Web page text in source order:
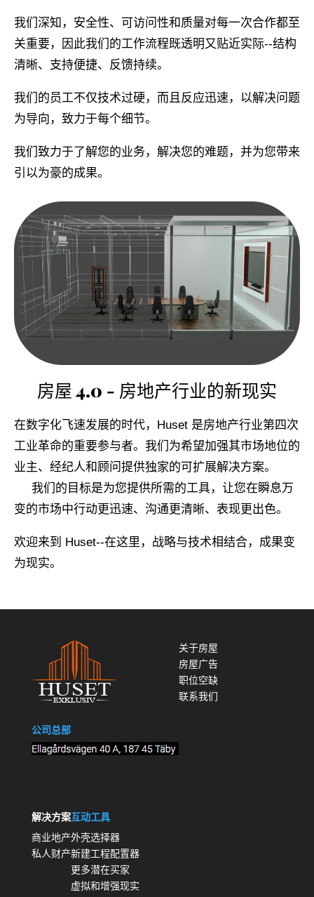
我们深知，安全性、可访问性和质量对每一次合作都至
关重要，因此我们的工作流程既透明又贴近实际--结构
清晰、支持便捷、反馈持续。
我们的员工不仅技术过硬，而且反应迅速，以解决问题
为导向，致力于每个细节。
我们致力于了解您的业务，解决您的难题，并为您带来
引以为豪的成果。
房屋 4.0 - 房地产行业的新现实
在数字化飞速发展的时代，Huset 是房地产行业第四次
工业革命的重要参与者。我们为希望加强其市场地位的
业主、经纪人和顾问提供独家的可扩展解决方案。
我们的目标是为您提供所需的工具，让您在瞬息万
变的市场中行动更迅速、沟通更清晰、表现更出色。
欢迎来到 Huset--在这里，战略与技术相结合，成果变
为现实。
公司总部
关于房屋
房屋广告
职位空缺
联系我们
解决方案
商业地产
私人财产
互动工具
外壳选择器
新建工程配置器
更多潜在买家
虚拟和增强现实